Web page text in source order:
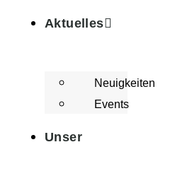
Aktuelles
Neuigkeiten
Events
Unser